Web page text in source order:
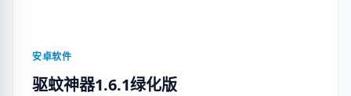
安卓软件
驱蚊神器1.6.1绿化版